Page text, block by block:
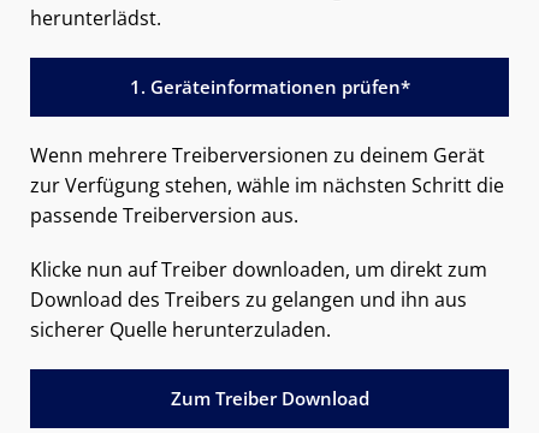
herunterlädst.
1. Geräteinformationen prüfen*
Wenn mehrere Treiberversionen zu deinem Gerät
zur Verfügung stehen, wähle im nächsten Schritt die
passende Treiberversion aus.
Klicke nun auf Treiber downloaden, um direkt zum
Download des Treibers zu gelangen und ihn aus
sicherer Quelle herunterzuladen.
Zum Treiber Download